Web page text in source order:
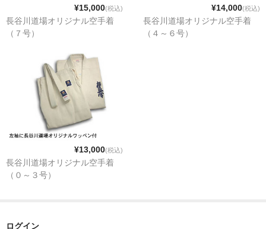
¥15,000(税込)
長谷川道場オリジナル空手着
（７号）
¥14,000(税込)
長谷川道場オリジナル空手着
（４～６号）
¥13,000(税込)
長谷川道場オリジナル空手着
（０～３号）
ログイン